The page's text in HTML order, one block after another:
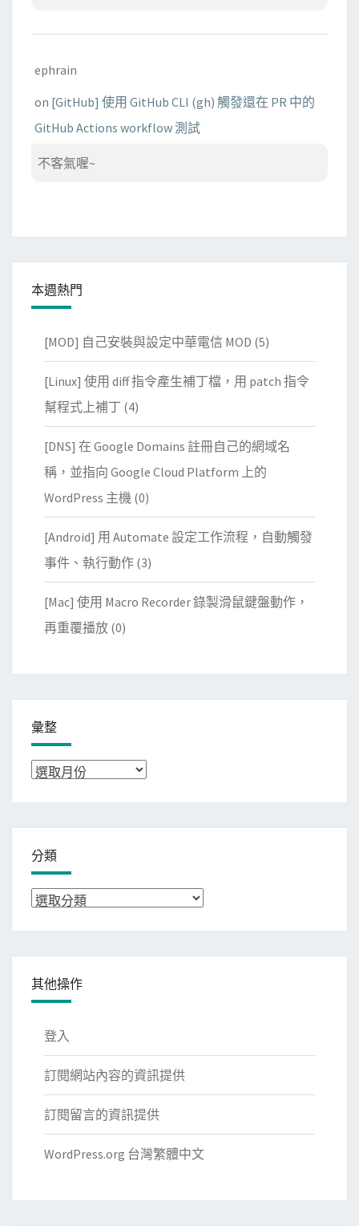
ephrain
on [GitHub] 使用 GitHub CLI (gh) 觸發還在 PR 中的
GitHub Actions workflow 測試
不客氣喔~
本週熱門
[MOD] 自己安裝與設定中華電信 MOD (5)
[Linux] 使用 diff 指令產生補丁檔，用 patch 指令
幫程式上補丁 (4)
[DNS] 在 Google Domains 註冊自己的網域名
稱，並指向 Google Cloud Platform 上的
WordPress 主機 (0)
[Android] 用 Automate 設定工作流程，自動觸發
事件、執行動作 (3)
[Mac] 使用 Macro Recorder 錄製滑鼠鍵盤動作，
再重覆播放 (0)
彙整
彙
分類
分
其他操作
登入
訂閱網站內容的資訊提供
訂閱留言的資訊提供
WordPress.org 台灣繁體中文